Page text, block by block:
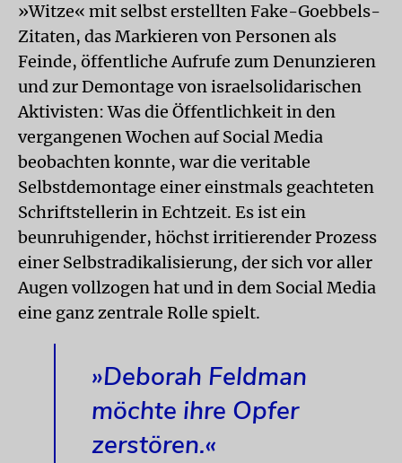
»Witze« mit selbst erstellten Fake-Goebbels-
Zitaten, das Markieren von Personen als
Feinde, öffentliche Aufrufe zum Denunzieren
und zur Demontage von israelsolidarischen
Aktivisten: Was die Öffentlichkeit in den
vergangenen Wochen auf Social Media
beobachten konnte, war die veritable
Selbstdemontage einer einstmals geachteten
Schriftstellerin in Echtzeit. Es ist ein
beunruhigender, höchst irritierender Prozess
einer Selbstradikalisierung, der sich vor aller
Augen vollzogen hat und in dem Social Media
eine ganz zentrale Rolle spielt.
»Deborah Feldman
möchte ihre Opfer
zerstören.«